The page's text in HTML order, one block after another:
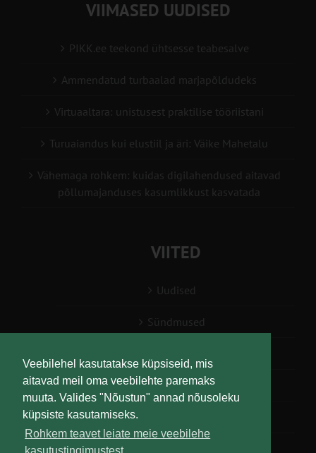
Veebilehel kasutatakse küpsiseid, mis
aitavad meil oma veebilehte paremaks
muuta. Valides "Nõustun" annad nõusoleku
küpsiste kasutamiseks.
Rohkem teavet leiate meie veebilehe
VIIMASED UUDISED
PIKK.ee teekond ühtsesse teabesalve
Ammendatud turbaalad marjapõldudeks
Virtuaaltara: unistusest praktilise tööriistani
Turuaiandus kui elustiil ja äri: Väike Mahetalu
Vähemaga rohkem: kuidas digilahendused aitavad
põllumajanduses kasumlikkust kasvatada
VIITED
Uudised
Sündmused
Teabesalv
Liitu uudiskirjaga